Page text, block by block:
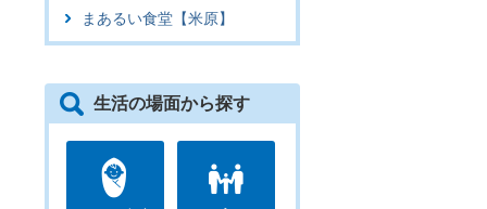
まあるい食堂【米原】
生活の場面から探す